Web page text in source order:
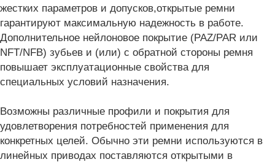
жестких параметров и допусков,открытые ремни
гарантируют максимальную надежность в работе.
Дополнительное нейлоновое покрытие (PAZ/PAR или
NFT/NFB) зубьев и (или) c обратной стороны ремня
повышает эксплуатационные свойства для
специальных условий назначения.
Возможны различные профили и покрытия для
удовлетворения потребностей применения для
конкретных целей. Обычно эти ремни используются в
линейных приводах поставляются открытыми в